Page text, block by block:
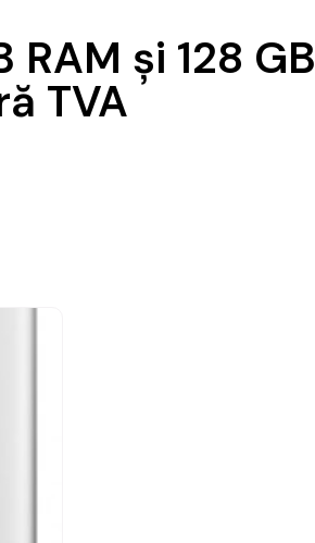
şi 128 GB
TVA